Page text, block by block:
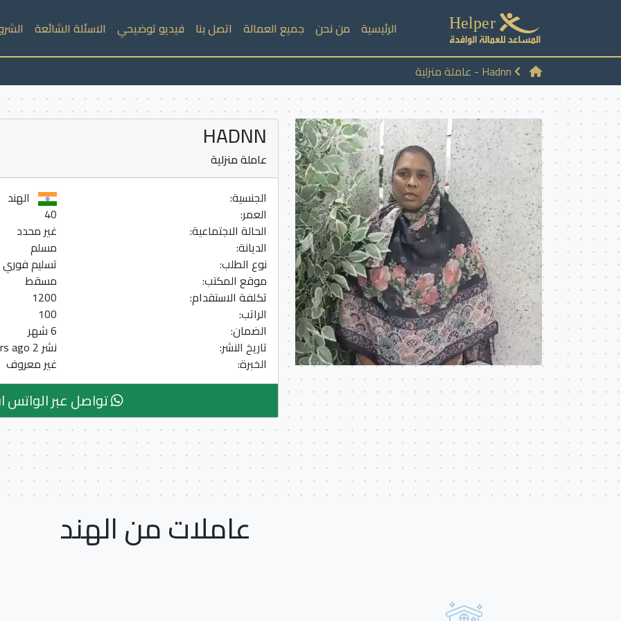
الرئيسية من نحن جميع العمالة اتصل بنا فيديو توضيحي الاسئلة الشائعة
Hadnn - عاملة منزلية
HADNN
عاملة منزلية
الجنسية:
الهند
العمر:
40
الحالة الاجتماعية:
غير محدد
الديانة:
مسلم
نوع الطلب:
تسليم فوري
موقع المكتب:
مسقط
تكلفة الاستقدام:
1200
الراتب:
100
الضمان:
6 شهر
تاريخ النشر:
نشر 2 Years ago
الخبرة:
غير معروف
تواصل عبر الواتس
عاملات من الهند